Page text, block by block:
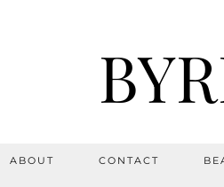
ABOUT CONTACT